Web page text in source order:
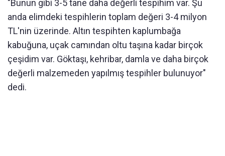
"Bunun gibi 3-5 tane daha değerli tespihim var. Şu
anda elimdeki tespihlerin toplam değeri 3-4 milyon
TL'nin üzerinde. Altın tespihten kaplumbağa
kabuğuna, uçak camından oltu taşına kadar birçok
çeşidim var. Göktaşı, kehribar, damla ve daha birçok
değerli malzemeden yapılmış tespihler bulunuyor"
dedi.